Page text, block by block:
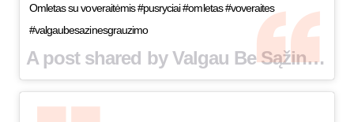
Omletas su voveraitėmis #pusryciai #omletas #voveraites
#valgaubesazinesgrauzimo
A post shared by Valgau Be Sąžinės Graužimo (@eat_guilt_free) on